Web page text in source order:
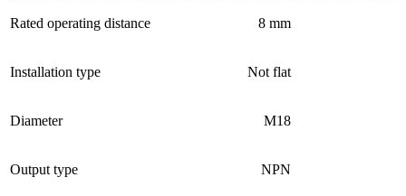
Rated operating distance 8 mm
Installation type Not flat
Diameter M18
Output type NPN